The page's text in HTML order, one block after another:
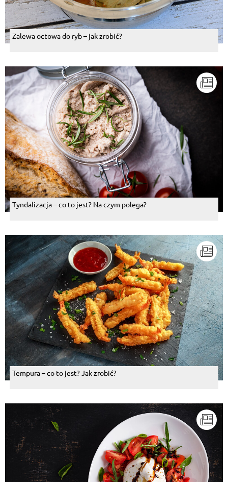
Zalewa octowa do ryb – jak zrobić?
Tyndalizacja – co to jest? Na czym polega?
Tempura – co to jest? Jak zrobić?